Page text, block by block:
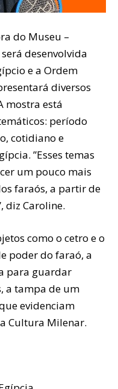
do Museu –
desenvolvida
e a Ordem
diversos
mostra está
período
cotidiano e
”Esses temas
um pouco mais
faraós, a partir de
diz Caroline.
como o cetro e o
poder do faraó, a
para guardar
a tampa de um
evidenciam
Cultura Milenar.